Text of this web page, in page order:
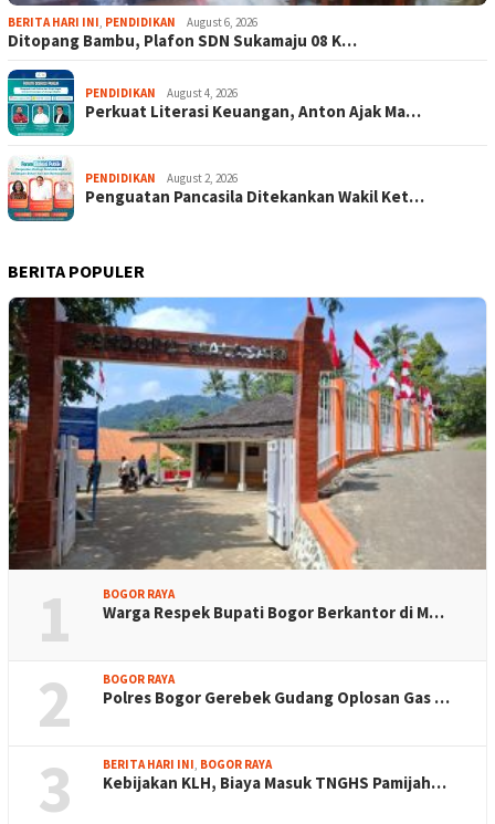
BERITA HARI INI, PENDIDIKAN August 6, 2026
Ditopang Bambu, Plafon SDN Sukamaju 08 K…
PENDIDIKAN August 4, 2026
Perkuat Literasi Keuangan, Anton Ajak Ma…
PENDIDIKAN August 2, 2026
Penguatan Pancasila Ditekankan Wakil Ket…
BERITA POPULER
1 BOGOR RAYA
Warga Respek Bupati Bogor Berkantor di M…
2 BOGOR RAYA
Polres Bogor Gerebek Gudang Oplosan Gas …
3 BERITA HARI INI BOGOR RAYA
Kebijakan KLH, Biaya Masuk TNGHS Pamijah…